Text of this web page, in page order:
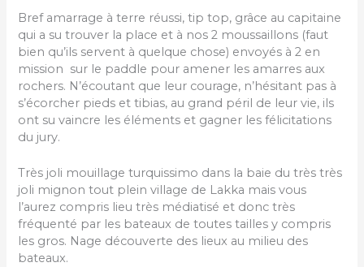
Bref amarrage à terre réussi, tip top, grâce au capitaine
qui a su trouver la place et à nos 2 moussaillons (faut
bien qu’ils servent à quelque chose) envoyés à 2 en
mission sur le paddle pour amener les amarres aux
rochers. N’écoutant que leur courage, n’hésitant pas à
s’écorcher pieds et tibias, au grand péril de leur vie, ils
ont su vaincre les éléments et gagner les félicitations
du jury.
Très joli mouillage turquissimo dans la baie du très très
joli mignon tout plein village de Lakka mais vous
l’aurez compris lieu très médiatisé et donc très
fréquenté par les bateaux de toutes tailles y compris
les gros. Nage découverte des lieux au milieu des
bateaux.